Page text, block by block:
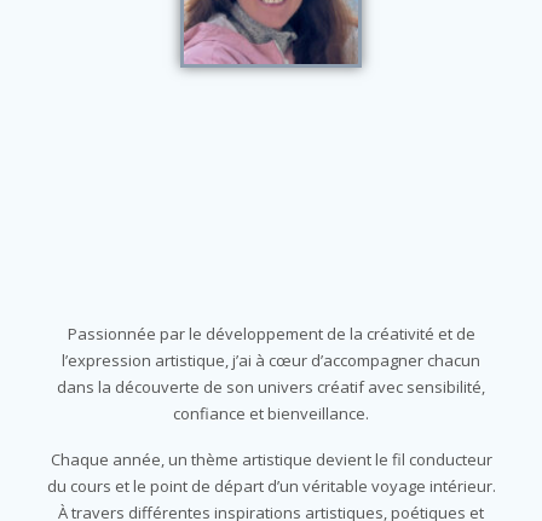
Passionnée par le développement de la créativité et de
l’expression artistique, j’ai à cœur d’accompagner chacun
dans la découverte de son univers créatif avec sensibilité,
confiance et bienveillance.
Chaque année, un thème artistique devient le fil conducteur
du cours et le point de départ d’un véritable voyage intérieur.
À travers différentes inspirations artistiques, poétiques et